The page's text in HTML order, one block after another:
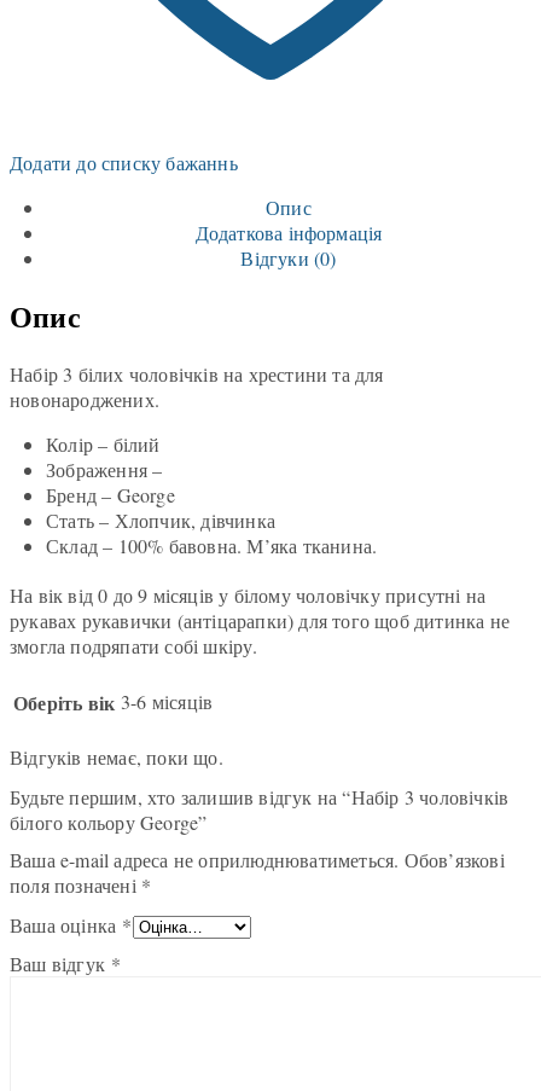
Додати до списку бажаннь
Опис
Додаткова інформація
Відгуки (0)
Опис
Набір 3 білих чоловічків на хрестини та для
новонароджених.
Колір – білий
Зображення –
Бренд – George
Стать – Хлопчик, дівчинка
Склад – 100% бавовна. М’яка тканина.
На вік від 0 до 9 місяців у білому чоловічку присутні на
рукавах рукавички (антіцарапки) для того щоб дитинка не
змогла подряпати собі шкіру.
Оберіть вік 3-6 місяців
Відгуків немає, поки що.
Будьте першим, хто залишив відгук на “Набір 3 чоловічків
білого кольору George”
Ваша e-mail адреса не оприлюднюватиметься. Обов’язкові
поля позначені *
Ваша оцінка *
Ваш відгук *